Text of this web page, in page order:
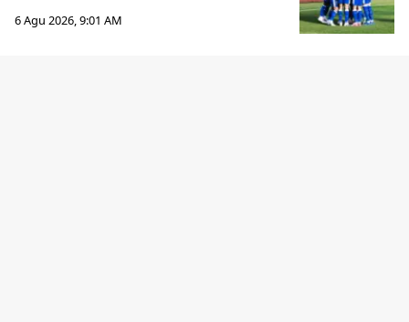
6 Agu 2026, 9:01 AM